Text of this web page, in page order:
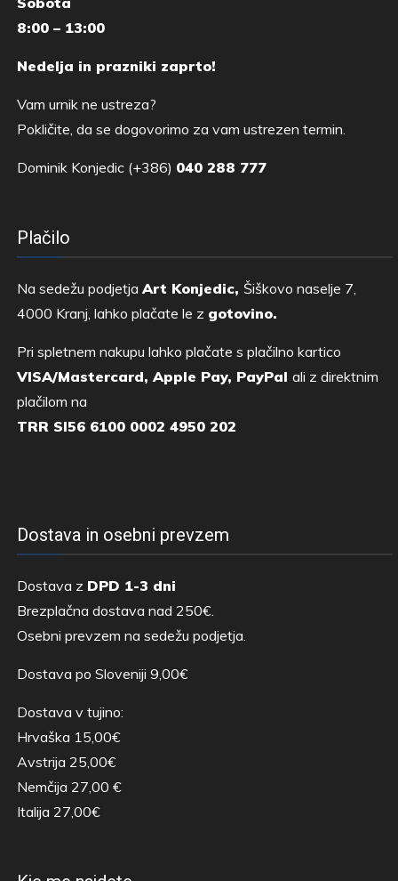
8:00 – 13:00
Nedelja in prazniki zaprto!
Vam urnik ne ustreza?
Pokličite, da se dogovorimo za vam ustrezen termin.
Dominik Konjedic (+386) 040 288 777
Plačilo
Na sedežu podjetjaArt Konjedic, Šiškovo naselje 7,
4000 Kranj, lahko plačate le z gotovino.
Pri spletnem nakupu lahko plačate s plačilno kartico
VISA/Mastercard, Apple Pay, PayPal ali z direktnim
plačilom na
TRR SI56 6100 0002 4950 202
Dostava in osebni prevzem
Dostava z DPD 1-3 dni
Brezplačna dostava nad 250€.
Osebni prevzem na sedežu podjetja.
Dostava po Sloveniji 9,00€
Dostava v tujino:
Hrvaška 15,00€
Avstrija 25,00€
Nemčija 27,00 €
Italija 27,00€